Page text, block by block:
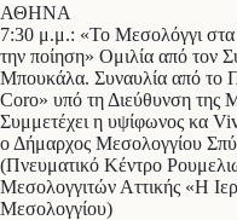
ΑΘΗΝΑ
7:30 μ.μ.: «Το Μεσολόγγι
την ποίηση» Ομιλία από τον
Μπουκάλα. Συναυλία από το
Coro» υπό τη Διεύθυνση της
Συμμετέχει η υψίφωνος κα
ο Δήμαρχος Μεσολογγίου
(Πνευματικό Κέντρο
Μεσολογγιτών Αττικής «Η
Μεσολογγίου)